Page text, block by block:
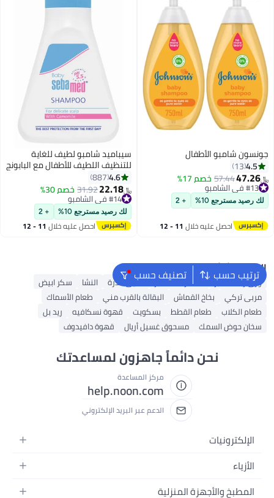
جونسون شامبو الأطفال
4.5
13
﷼‏47.26
57.44خصم 17%
#13 في الشامبو
#13 في الشامبو
لك رصيد مسترجع 10% + 2
احصل عليه خلال 11 - 12
سيباميد شامبو لطيف للغاية
للتنظيف اللطيف للأطفال مع البابونج
لفروة الرأس الحساسة، 250 مل
4.6
887
﷼‏22.18
31.92خصم 30% #14 في الشامبو
بتخلّص بسرعة
#14 في الشامبو
لك رصيد مسترجع 10% + 2
احصل عليه خلال 11 - 12
ترتيب حسب تصنيف حسب البحث الشائع
ورق زبدة للخبز مستلزمات الخبز دقيق الذرة النشا
سكر ابيض
مربى تركي
بخاخ القماش البقالة بالقرب مني
طعام الأسماك
طعام الكلاب
طعام القطط بسكويت قهوة نسكافيه
ريد بل
سخان حوض السمك
مسحوق غسيل أريال قهوة دافيدوف
نحن دائماً جاهزون لمساعدتك
مركز المساعدة
help.noon.com
الدعم عبر البريد الإلكتروني
الإلكترونيات
الجوالات
الأزياء
أزياء نسائية
المطبخ والأجهزة المنزلية